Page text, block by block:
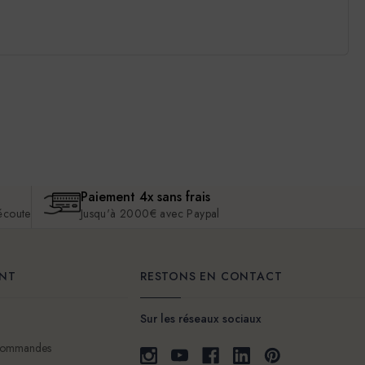
Paiement 4x sans frais
Jusqu'à 2000€ avec Paypal
RESTONS EN CONTACT
Sur les réseaux sociaux